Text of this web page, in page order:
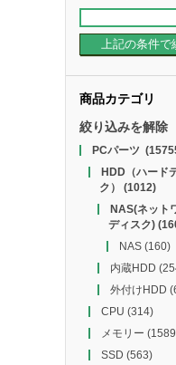
商品カテゴリ
絞り込みを解除
PCパーツ
HDD（ハード
ク）
(1012)
NAS(ネット
ディスク)
NAS(160)
内蔵HDD
外付けHDD
CPU (314)
メモリー
SSD (563)